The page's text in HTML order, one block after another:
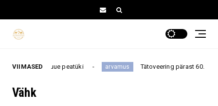
VIIMASED
ootamatu uue peatüki arvamus Tätoveering pärast 60.
Vähk